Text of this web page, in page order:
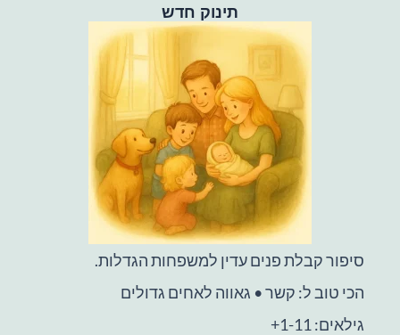
תינוק חדש
סיפור קבלת פנים עדין למשפחות הגדלות.
הכי טוב ל: קשר • גאווה לאחים גדולים
גילאים: 1-11+